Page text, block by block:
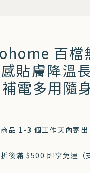
百檔
貼膚降溫
電多用隨
品 1-3 個工作天內寄
後滿 $500 即享免運（